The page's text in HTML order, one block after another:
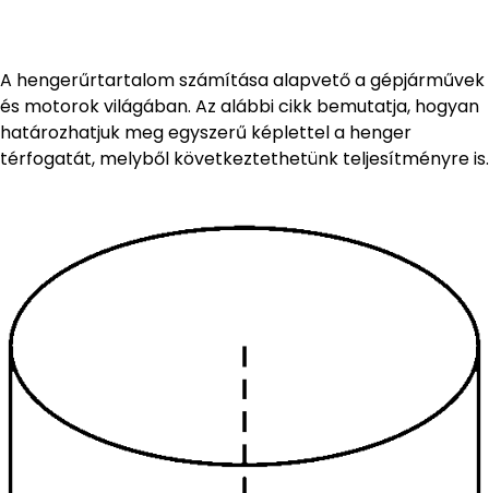
A hengerűrtartalom számítása alapvető a gépjárművek
és motorok világában. Az alábbi cikk bemutatja, hogyan
határozhatjuk meg egyszerű képlettel a henger
térfogatát, melyből következtethetünk teljesítményre is.